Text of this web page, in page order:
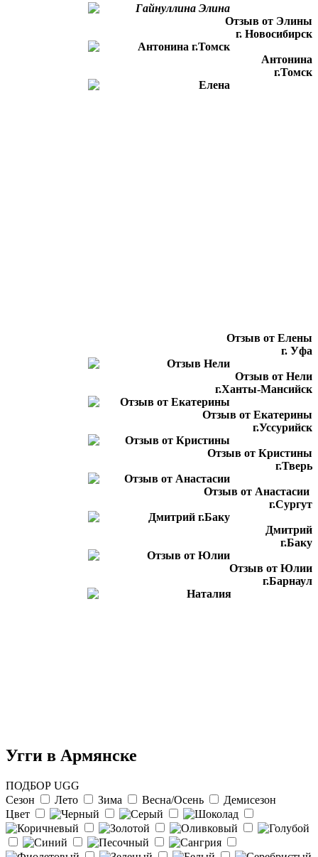
Отзыв от Элины
г. Новосибирск
Антонина
г.Томск
Отзыв от Елены
г. Уфа
Отзыв от Нели
г.Ханты-Мансийск
Отзыв от Екатерины
г.Уссурийск
Отзыв от Кристины
г.Тверь
Отзыв от Анастасии
г.Сургут
Дмитрий
г.Баку
Отзыв от Юлии
г.Барнаул
Отзыв от Натальи
Угги в Армянске
ПОДБОР UGG
Сезон
Лето Зима Весна/Осень
Демисезон
Цвет